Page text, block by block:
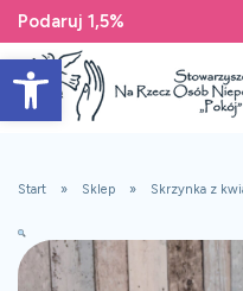
Open toolbar
Podaruj 1,5%
Start Sklep Skrzynka z